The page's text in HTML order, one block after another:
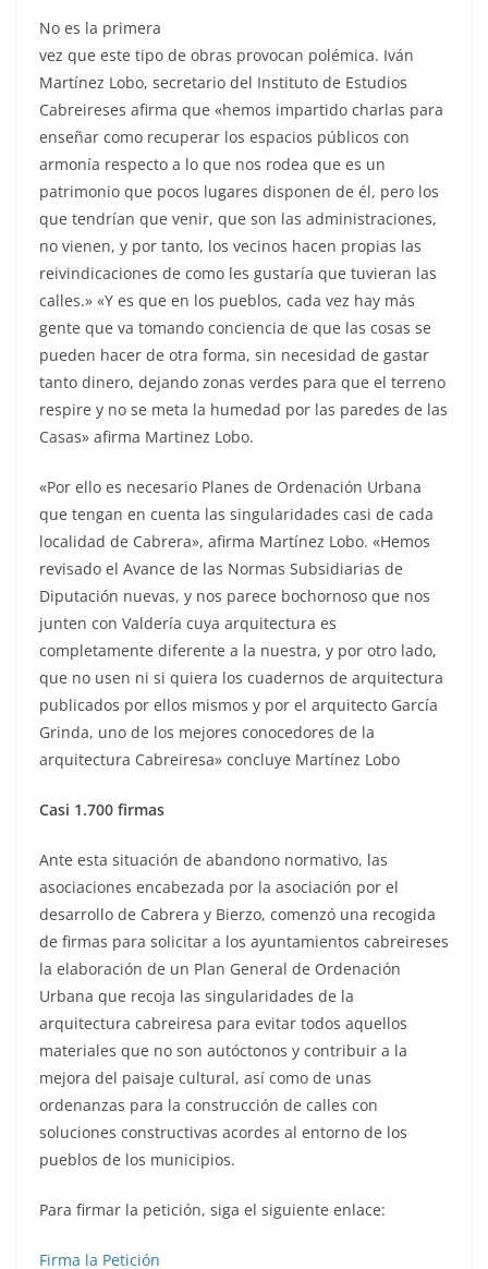
No es la primera
vez que este tipo de obras provocan polémica. Iván
Martínez Lobo, secretario del Instituto de Estudios
Cabreireses afirma que «hemos impartido charlas para
enseñar como recuperar los espacios públicos con
armonía respecto a lo que nos rodea que es un
patrimonio que pocos lugares disponen de él, pero los
que tendrían que venir, que son las administraciones,
no vienen, y por tanto, los vecinos hacen propias las
reivindicaciones de como les gustaría que tuvieran las
calles.» «Y es que en los pueblos, cada vez hay más
gente que va tomando conciencia de que las cosas se
pueden hacer de otra forma, sin necesidad de gastar
tanto dinero, dejando zonas verdes para que el terreno
respire y no se meta la humedad por las paredes de las
Casas» afirma Martinez Lobo.
«Por ello es necesario Planes de Ordenación Urbana
que tengan en cuenta las singularidades casi de cada
localidad de Cabrera», afirma Martínez Lobo. «Hemos
revisado el Avance de las Normas Subsidiarias de
Diputación nuevas, y nos parece bochornoso que nos
junten con Valdería cuya arquitectura es
completamente diferente a la nuestra, y por otro lado,
que no usen ni si quiera los cuadernos de arquitectura
publicados por ellos mismos y por el arquitecto García
Grinda, uno de los mejores conocedores de la
arquitectura Cabreiresa» concluye Martínez Lobo
Casi 1.700 firmas
Ante esta situación de abandono normativo, las
asociaciones encabezada por la asociación por el
desarrollo de Cabrera y Bierzo, comenzó una recogida
de firmas para solicitar a los ayuntamientos cabreireses
la elaboración de un Plan General de Ordenación
Urbana que recoja las singularidades de la
arquitectura cabreiresa para evitar todos aquellos
materiales que no son autóctonos y contribuir a la
mejora del paisaje cultural, así como de unas
ordenanzas para la construcción de calles con
soluciones constructivas acordes al entorno de los
pueblos de los municipios.
Para firmar la petición, siga el siguiente enlace:
Firma la Petición